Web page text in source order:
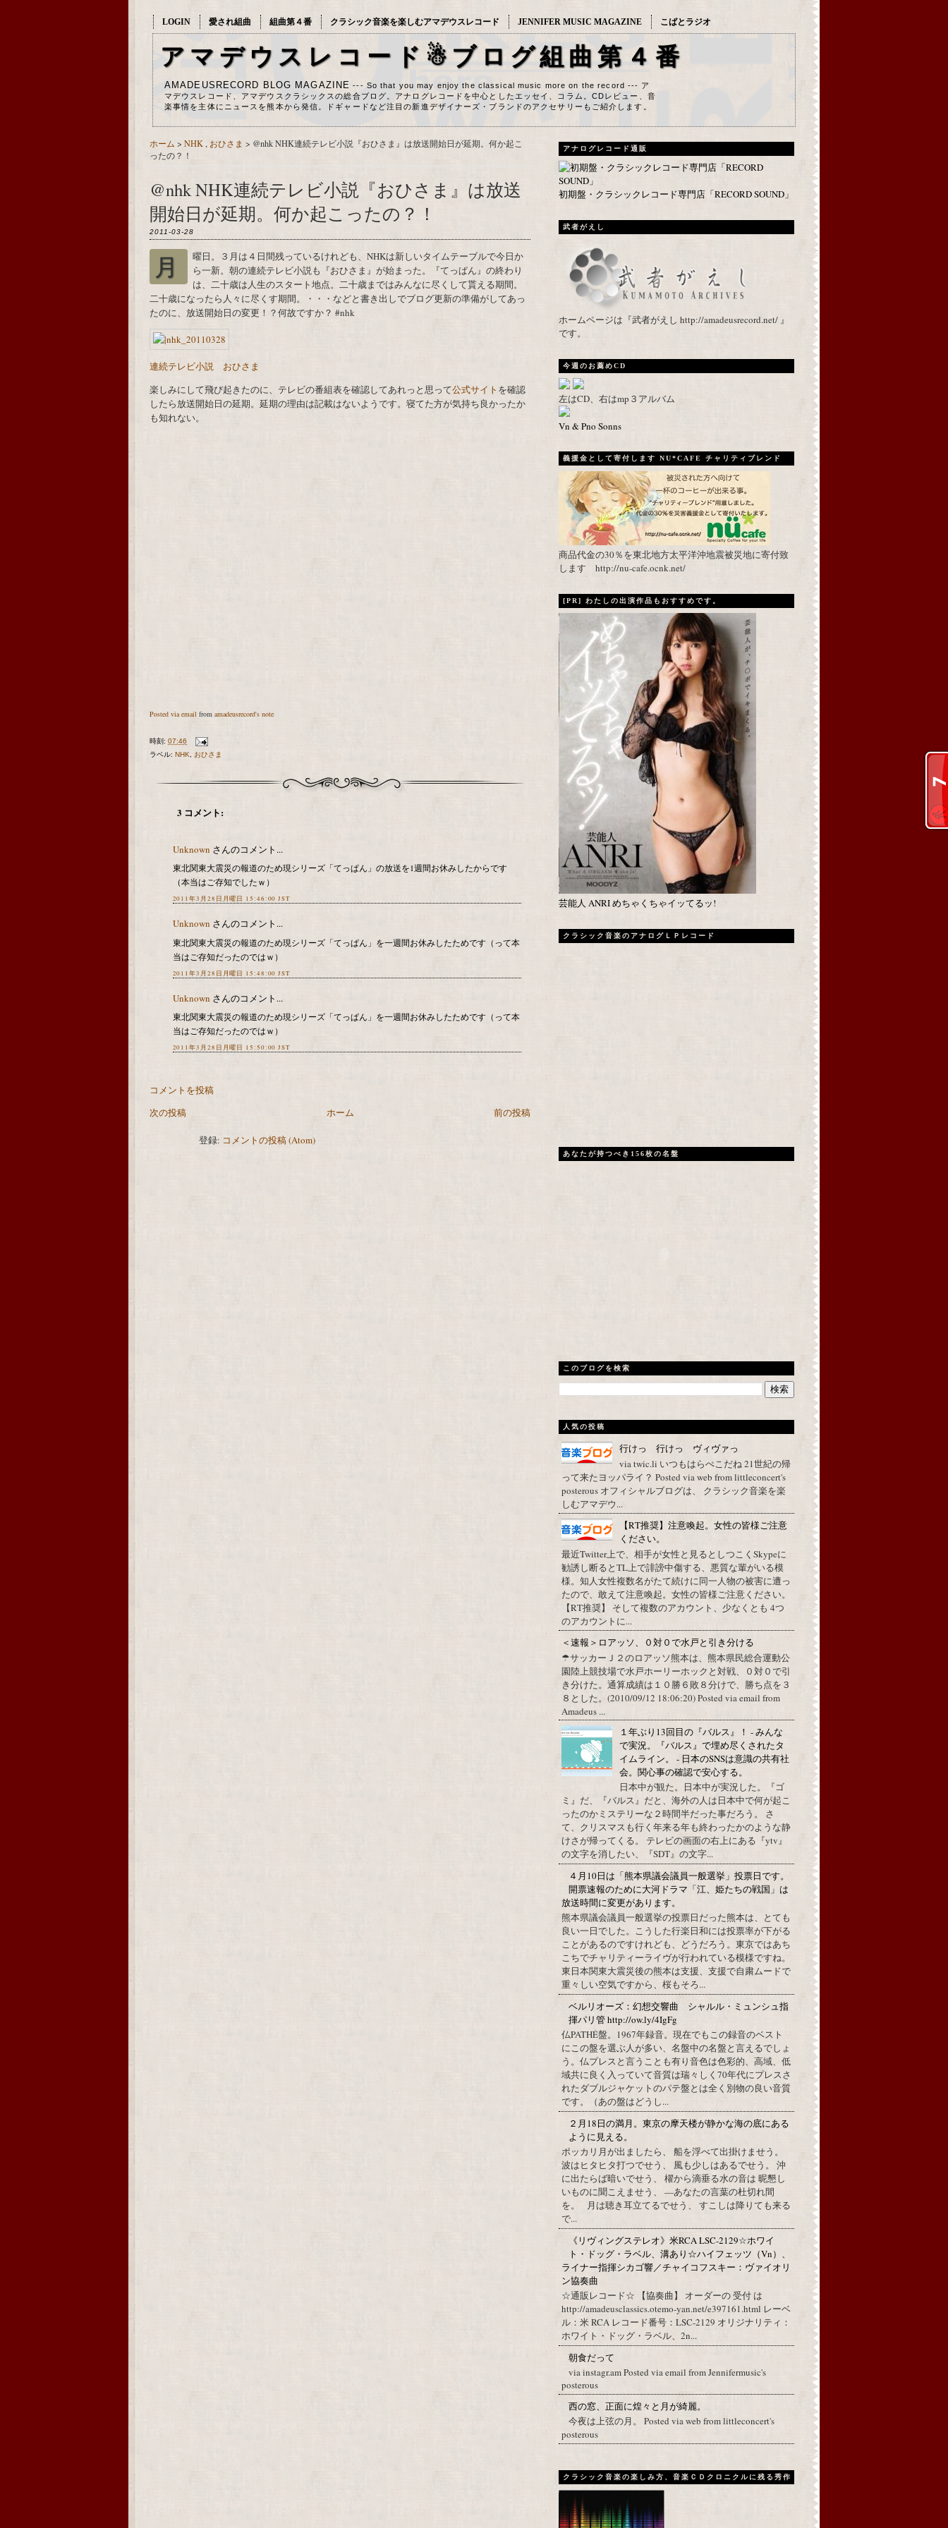
LOGIN 愛され組曲 組曲第４番 クラシック音楽を楽しむアマデウスレコード JENNIFER MUSIC MAGAZINE こばとラジオ
アマデウスレコード☃ブログ組曲第４番
AMADEUSRECORD BLOG MAGAZINE --- So that you may enjoy the classical music more on the record --- ア
マデウスレコード、アマデウスクラシックスの総合ブログ。アナログレコードを中心としたエッセイ、コラム。CDレビュー、音
楽事情を主体にニュースを熊本から発信。ドギャードなど注目の新進デザイナーズ・ブランドのアクセサリーもご紹介します。
ホーム > NHK , おひさま > @nhk NHK連続テレビ小説『おひさま』は放送開始日が延期。何か起こ
ったの？！
@nhk NHK連続テレビ小説『おひさま』は放送
開始日が延期。何か起こったの？！
2011-03-28
月曜日。３月は４日間残っているけれども、NHKは新しいタイムテーブルで今日か
ら一新。朝の連続テレビ小説も『おひさま』が始まった。『てっぱん』の終わり
は、二十歳は人生のスタート地点。二十歳まではみんなに尽くして貰える期間。
二十歳になったら人々に尽くす期間。・・・などと書き出しでブログ更新の準備がしてあっ
たのに、放送開始日の変更！？何故ですか？ #nhk
連続テレビ小説 おひさま
楽しみにして飛び起きたのに、テレビの番組表を確認してあれっと思って公式サイト を確認
したら放送開始日の延期。延期の理由は記載はないようです。寝てた方が気持ち良かったか
も知れない。
Posted via email from amadeusrecord's note
時刻: 07:46
ラベル: NHK, おひさま
3 コメント:
Unknown さんのコメント...
東北関東大震災の報道のため現シリーズ「てっぱん」の放送を1週間お休みしたからです
（本当はご存知でしたｗ）
2011年3月28日月曜日 15:46:00 JST
Unknown さんのコメント...
東北関東大震災の報道のため現シリーズ「てっぱん」を一週間お休みしたためです（って本
当はご存知だったのではｗ）
2011年3月28日月曜日 15:48:00 JST
Unknown さんのコメント...
東北関東大震災の報道のため現シリーズ「てっぱん」を一週間お休みしたためです（って本
当はご存知だったのではｗ）
2011年3月28日月曜日 15:50:00 JST
コメントを投稿
次の投稿
前の投稿
ホーム
登録: コメントの投稿 (Atom)
アナログレコード通販
初期盤・クラシックレコード専門店「RECORD SOUND」
武者がえし
ホームページは『武者がえし http://amadeusrecord.net/ 』
です。
今週のお薦めCD
左はCD、右はmp３アルバム
Vn & Pno Sonns
義援金として寄付します NU*CAFE チャリティブレンド
商品代金の30％を東北地方太平洋沖地震被災地に寄付致
します http://nu-cafe.ocnk.net/
[PR] わたしの出演作品もおすすめです。
芸能人 ANRI めちゃくちゃイッてるッ!
クラシック音楽のアナログＬＰレコード
あなたが持つべき156枚の名盤
このブログを検索
人気の投稿
行けっ 行けっ ヴィヴァっ
via twic.li いつもはらぺこだね 21世紀の帰
って来たヨッパライ？ Posted via web from littleconcert's
posterous オフィシャルブログは、 クラシック音楽を楽
しむアマデウ...
【RT推奨】注意喚起。女性の皆様ご注意
ください。
最近Twitter上で、相手が女性と見るとしつこくSkypeに
勧誘し断るとTL上で誹謗中傷する、悪質な輩がいる模
様。知人女性複数名がたて続けに同一人物の被害に遭っ
たので、敢えて注意喚起。女性の皆様ご注意ください。
【RT推奨】 そして複数のアカウント、少なくとも 4つ
のアカウントに...
＜速報＞ロアッソ、０対０で水戸と引き分ける
☂サッカーＪ２のロアッソ熊本は、熊本県民総合運動公
園陸上競技場で水戸ホーリーホックと対戦、０対０で引
き分けた。通算成績は１０勝６敗８分けで、勝ち点を３
８とした。(2010/09/12 18:06:20) Posted via email from
Amadeus ...
１年ぶり13回目の『バルス』！ - みんな
で実況。『バルス』で埋め尽くされたタ
イムライン。 - 日本のSNSは意識の共有社
会。関心事の確認で安心する。
日本中が観た。日本中が実況した。『ゴ
ミ』だ、『バルス』だと、海外の人は日本中で何が起こ
ったのかミステリーな２時間半だった事だろう。 さ
て、クリスマスも行く年来る年も終わったかのような静
けさが帰ってくる。 テレビの画面の右上にある『ytv』
の文字を消したい、『SDT』の文字...
４月10日は「熊本県議会議員一般選挙」投票日です。
開票速報のために大河ドラマ「江、姫たちの戦国」は
放送時間に変更があります。
熊本県議会議員一般選挙の投票日だった熊本は、とても
良い一日でした。こうした行楽日和には投票率が下がる
ことがあるのですけれども、どうだろう。東京ではあち
こちでチャリティーライヴが行われている模様ですね。
東日本関東大震災後の熊本は支援、支援で自粛ムードで
重々しい空気ですから、桜もそろ...
ベルリオーズ：幻想交響曲 シャルル・ミュンシュ指
揮パリ管 http://ow.ly/4IgFg
仏PATHÉ盤。1967年録音。現在でもこの録音のベスト
にこの盤を選ぶ人が多い、名盤中の名盤と言えるでしょ
う。仏プレスと言うことも有り音色は色彩的、高域、低
域共に良く入っていて音質は瑞々しく70年代にプレスさ
れたダブルジャケットのパテ盤とは全く別物の良い音質
です。（あの盤はどうし...
２月18日の満月。東京の摩天楼が静かな海の底にある
ように見える。
ポッカリ月が出ましたら、 船を浮べて出掛けませう。
波はヒタヒタ打つでせう、 風も少しはあるでせう。 沖
に出たらば暗いでせう、 櫂から滴垂る水の音は 昵懇し
いものに聞こえませう、 —あなたの言葉の杜切れ間
を。 月は聴き耳立てるでせう、 すこしは降りても来る
で...
《リヴィングステレオ》米RCA LSC-2129☆ホワイ
ト・ドッグ・ラベル、溝あり☆ハイフェッツ（Vn）、
ライナー指揮シカゴ響／チャイコフスキー：ヴァイオリ
ン協奏曲
☆通販レコード☆ 【協奏曲】 オーダーの 受付 は
http://amadeusclassics.otemo-yan.net/e397161.html レーベ
ル：米 RCA レコード番号：LSC-2129 オリジナリティ：
ホワイト・ドッグ・ラベル、2n...
朝食だって
via instagr.am Posted via email from Jennifermusic's
posterous
西の窓、正面に煌々と月が綺麗。
今夜は上弦の月。 Posted via web from littleconcert's
posterous
クラシック音楽の楽しみ方、音楽ＣＤクロニクルに残る秀作